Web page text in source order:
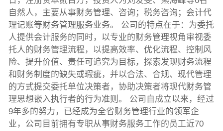
自然人，主要从事财务管理、咨询；税务咨询；会计代
理记账等财务管理服务业务。 公司的特点在于：为委托
人提供会计服务的同时，以专业的财务管理视角审视委
托人的财务管理流程，以提高效率、优化流程、控制风
险、提升价值、责任可追究为目标，探索发现财务流程
和财务制度的缺失或瑕疵，并以合法、合规、现代管理
的方式提交委托单位决策者，协助决策者将现代财务管
理思想嵌入执行者的行为准则。 公司自成立以来，经过
9年多的努力，已经成为全省财务管理行业的领军企
业，公司目前拥有专职从事财务服务工作的员工近70